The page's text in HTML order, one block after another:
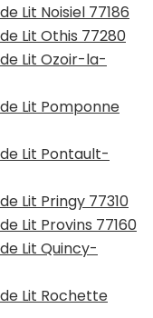
Lit Noisiel 77186
Lit Othis 77280
Lit Ozoir-la-
Lit Pomponne
Lit Pontault-
Lit Pringy 77310
Lit Provins 77160
Lit Quincy-
Lit Rochette